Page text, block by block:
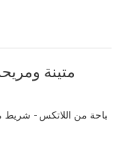
متينة